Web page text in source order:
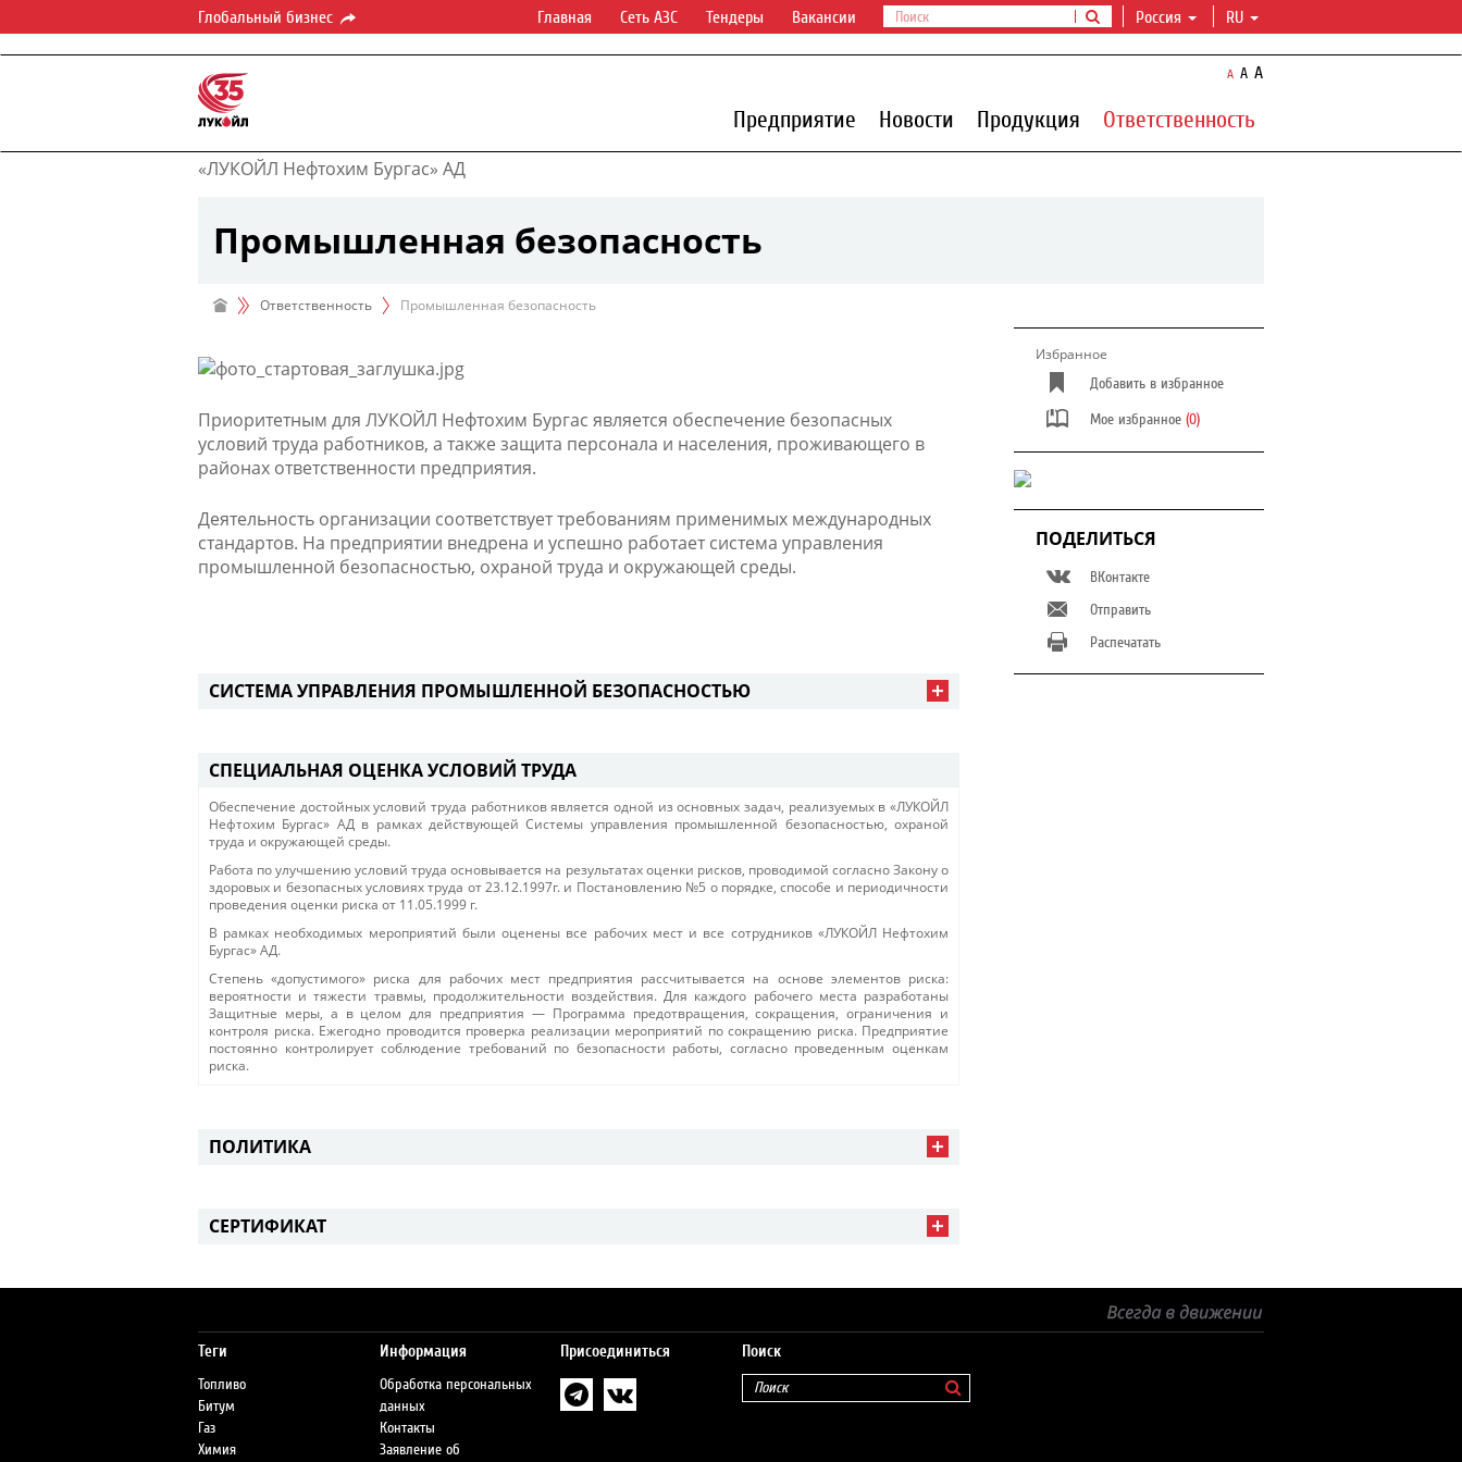
Глобальный бизнес Россия RU
Главная Сеть АЗС Тендеры Вакансии
A A A
Предприятие Новости Продукция Ответственность
«ЛУКОЙЛ Нефтохим Бургас» АД
Промышленная безопасность
Ответственность Промышленная безопасность
Приоритетным для ЛУКОЙЛ Нефтохим Бургас является обеспечение безопасных
условий труда работников, а также защита персонала и населения, проживающего в
районах ответственности предприятия.
Деятельность организации соответствует требованиям применимых международных
стандартов. На предприятии внедрена и успешно работает система управления
промышленной безопасностью, охраной труда и окружающей среды.
СИСТЕМА УПРАВЛЕНИЯ ПРОМЫШЛЕННОЙ БЕЗОПАСНОСТЬЮ
СПЕЦИАЛЬНАЯ ОЦЕНКА УСЛОВИЙ ТРУДА
Обеспечение достойных условий труда работников является одной из основных задач, реализуемых в «ЛУКОЙЛ
Нефтохим Бургас» АД в рамках действующей Системы управления промышленной безопасностью, охраной
труда и окружающей среды.
Работа по улучшению условий труда основывается на результатах оценки рисков, проводимой согласно Закону о
здоровых и безопасных условиях труда от 23.12.1997г. и Постановлению №5 о порядке, способе и периодичности
проведения оценки риска от 11.05.1999 г.
В рамках необходимых мероприятий были оценены все рабочих мест и все сотрудников «ЛУКОЙЛ Нефтохим
Бургас» АД.
Степень «допустимого» риска для рабочих мест предприятия рассчитывается на основе элементов риска:
вероятности и тяжести травмы, продолжительности воздействия. Для каждого рабочего места разработаны
Защитные меры, а в целом для предприятия — Программа предотвращения, сокращения, ограничения и
контроля риска. Ежегодно проводится проверка реализации мероприятий по сокращению риска. Предприятие
постоянно контролирует соблюдение требований по безопасности работы, согласно проведенным оценкам
риска.
ПОЛИТИКА
СЕРТИФИКАТ
Избранное
Добавить в избранное
Мое избранное (0)
ПОДЕЛИТЬСЯ
ВКонтакте
Отправить
Распечатать
Теги
Топливо
Битум
Газ
Химия
Информация
Обработка персональных
данных
Контакты
Заявление об
Присоединиться Поиск